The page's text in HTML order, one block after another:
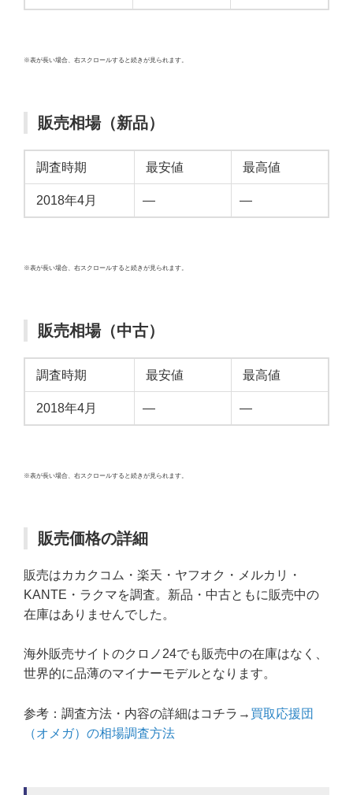
※表が長い場合、右スクロールすると続きが見られます。
販売相場（新品）
調査時期 最安値 最高値
2018年4月 — —
※表が長い場合、右スクロールすると続きが見られます。
販売相場（中古）
調査時期 最安値 最高値
2018年4月 — —
※表が長い場合、右スクロールすると続きが見られます。
販売価格の詳細
販売はカカクコム・楽天・ヤフオク・メルカリ・
KANTE・ラクマを調査。新品・中古ともに販売中の
在庫はありませんでした。
海外販売サイトのクロノ24でも販売中の在庫はなく、
世界的に品薄のマイナーモデルとなります。
参考：調査方法・内容の詳細はコチラ→ 買取応援団
（オメガ）の相場調査方法